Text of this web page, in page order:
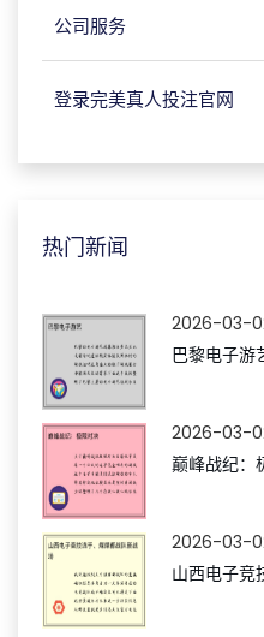
公司服务
登录完美真人投注官网
热门新闻
2026-03-
巴黎电子游
2026-03-
巅峰战纪：
2026-03-
山西电子竞